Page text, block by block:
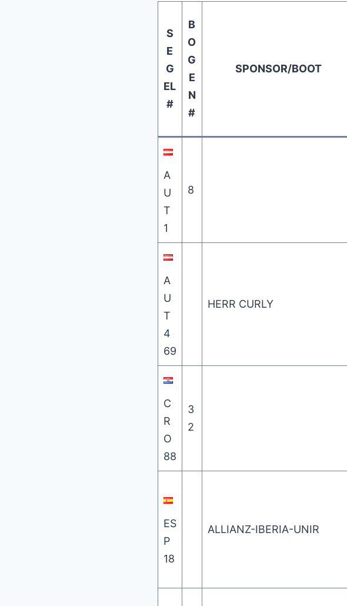
S
E
G
EL
#
B
O
G
E
N
#
SPONSOR/BOOT
A
U
T
1
8
A
U
T
4
69
HERR CURLY
C
R
O
88
3
2
ES
P
18
ALLIANZ-IBERIA-UNIR